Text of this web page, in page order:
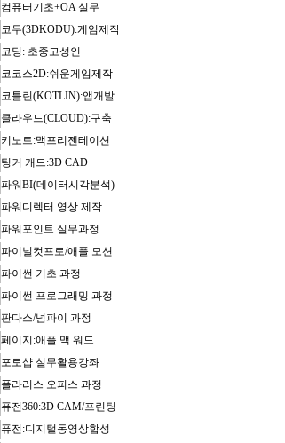
컴퓨터기초+OA 실무
코두(3DKODU):게임제작
코딩: 초중고성인
코코스2D:쉬운게임제작
코틀린(KOTLIN):앱개발
클라우드(CLOUD):구축
키노트:맥프리젠테이션
팅커 캐드:3D CAD
파워BI(데이터시각분석)
파워디렉터 영상 제작
파워포인트 실무과정
파이널컷프로/애플 모션
파이썬 기초 과정
파이썬 프로그래밍 과정
판다스/넘파이 과정
페이지:애플 맥 워드
포토샵 실무활용강좌
폴라리스 오피스 과정
퓨전360:3D CAM/프린팅
퓨전:디지털동영상합성